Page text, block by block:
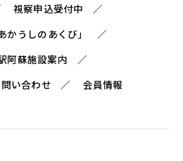
視察申込受付中
かうしのあくび」
阿蘇施設案内
い合わせ
会員情報